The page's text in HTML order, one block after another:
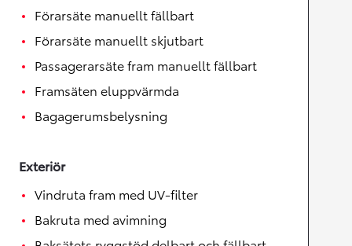
Förarsäte manuellt fällbart
Förarsäte manuellt skjutbart
Passagerarsäte fram manuellt fällbart
Framsäten eluppvärmda
Bagagerumsbelysning
Exteriör
Vindruta fram med UV-filter
Bakruta med avimning